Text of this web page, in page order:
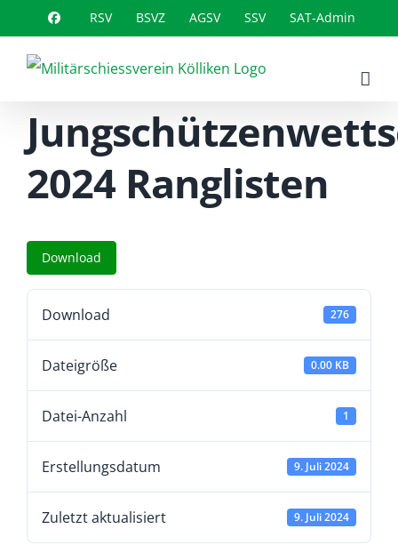
Inhalt
springen
RSV BSVZ AGSV SSV SAT-Admin
2024 Ranglisten
Download
Download 276
Dateigröße 0.00 KB
Datei-Anzahl 1
Erstellungsdatum 9. Juli 2024
Zuletzt aktualisiert 9. Juli 2024